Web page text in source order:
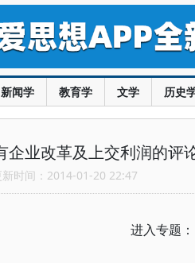
新闻学 教育学 文学 历史
业改革及上交利润的评
时间：2014-01-20 22:47
进入专题：